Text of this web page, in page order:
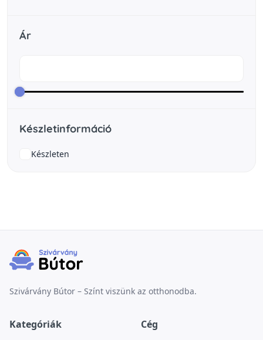
Ár
Készletinformáció
Készleten
Szivárvány Bútor – Színt viszünk az otthonodba.
Kategóriák Cég